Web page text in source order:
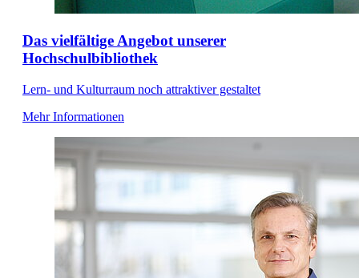
Das vielfältige Angebot unserer
Hochschulbibliothek
Lern- und Kulturraum noch attraktiver gestaltet
Mehr Informationen